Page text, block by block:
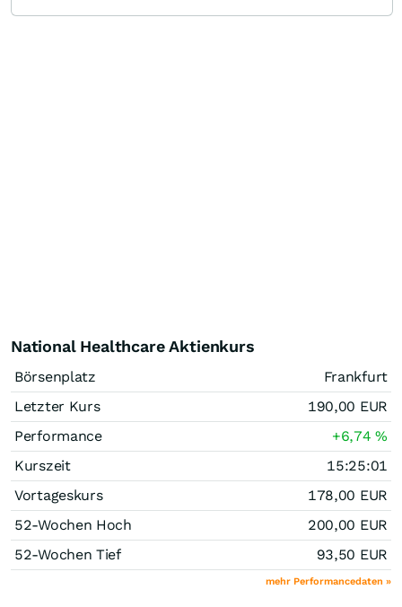
National Healthcare Aktienkurs
Börsenplatz
Frankfurt
Letzter Kurs
190,00 EUR
Performance
+6,74%
Kurszeit
15:25:01
Vortageskurs
178,00 EUR
52-Wochen Hoch
200,00 EUR
52-Wochen Tief
93,50 EUR
mehr Performancedaten »